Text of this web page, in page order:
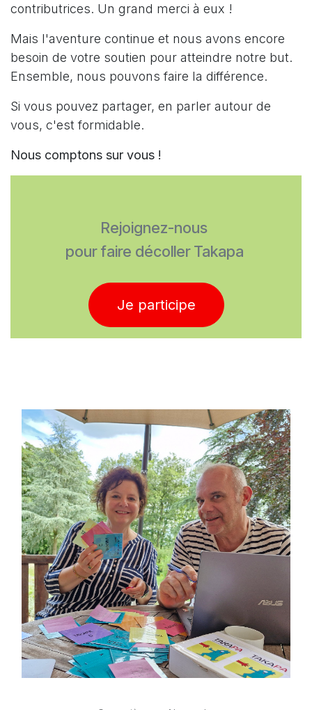
contributrices. Un grand merci à eux !
Mais l'aventure continue et nous avons encore
besoin de votre soutien pour atteindre notre but.
Ensemble, nous pouvons faire la différence.
Si vous pouvez partager, en parler autour de
vous, c'est formidable.
Nous comptons sur vous !
Rejoignez-nous
pour faire décoller Takapa
Je participe